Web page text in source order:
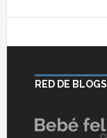
RED DE BLOGS